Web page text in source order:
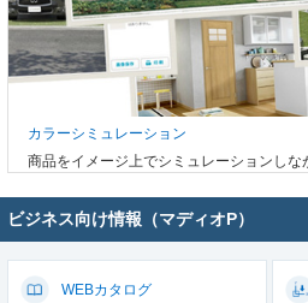
カラーシミュレーション
商品をイメージ上でシミュレーションしな
ビジネス向け情報（マディオP）
WEBカタログ